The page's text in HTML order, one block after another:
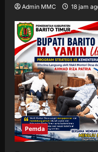
Admin MMC 18 jam
Pemda